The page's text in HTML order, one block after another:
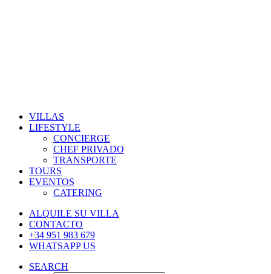
VILLAS
LIFESTYLE
CONCIERGE
CHEF PRIVADO
TRANSPORTE
TOURS
EVENTOS
CATERING
ALQUILE SU VILLA
CONTACTO
+34 951 983 679
WHATSAPP US
SEARCH